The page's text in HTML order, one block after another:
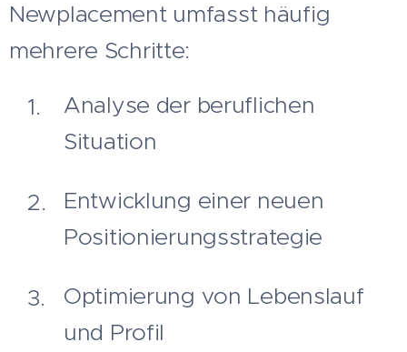
Newplacement umfasst häufig
mehrere Schritte:
Analyse der beruflichen
Situation
Entwicklung einer neuen
Positionierungsstrategie
Optimierung von Lebenslauf
und Profil